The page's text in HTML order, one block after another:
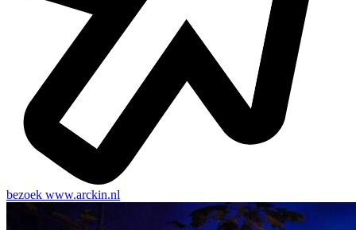
bezoek www.arckin.nl